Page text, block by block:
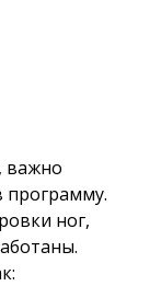
важно
программу.
ног,